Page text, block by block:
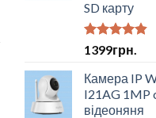
SD карту
Оцінено в
з 5
1399грн.
Камера IP
I21AG 1MP
відеоняня